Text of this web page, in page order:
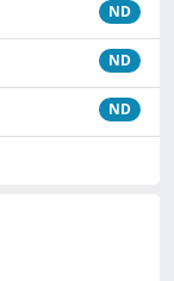
ND
ND
ND